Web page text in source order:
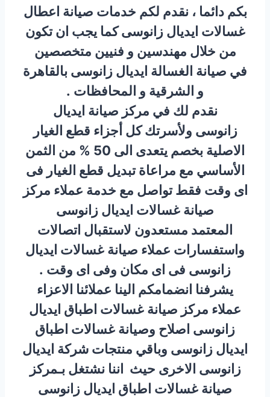
بكم دائما ، نقدم لكم خدمات صيانة اعطال
غسالات ايديال زانوسى كما يجب ان تكون
من خلال مهندسين و فنيين متخصصين
في صيانة الغسالة ايديال زانوسى بالقاهرة
و الشرقية و المحافظات .
نقدم لك في مركز صيانة ايديال
زانوسى ولأسرتك كل أجزاء قطع الغيار
الاصلية بخصم يتعدى الى 50 % من الثمن
الأساسي مع مراعاة تبديل قطع الغيار فى
اى وقت فقط تواصل مع خدمة عملاء مركز
صيانة غسالات ايديال زانوسى
المعتمد مستعدون لاستقبال اتصالات
واستفسارات عملاء صيانة غسالات ايديال
زانوسى فى اى مكان وفى اى وقت .
يشرفنا انضمامكم الينا عملائنا الاعزاء
عملاء مركز صيانة غسالات اطباق ايديال
زانوسى اصلاح وصيانة غسالات اطباق
ايديال زانوسى وباقي منتجات شركة ايديال
زانوسى الاخرى حيث اننا نشتغل بـمركز
صيانة غسالات اطباق ايديال زانوسى